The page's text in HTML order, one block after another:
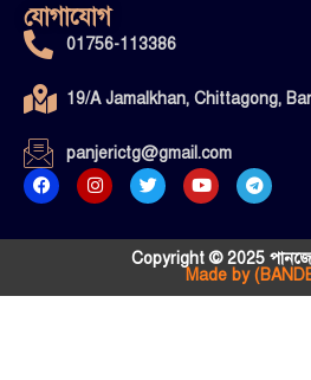
যোগাযোগ
01756-113386
19/A Jamalkhan, Chittagong,
panjerictg@gmail.com
Copyright © 2025
Made by